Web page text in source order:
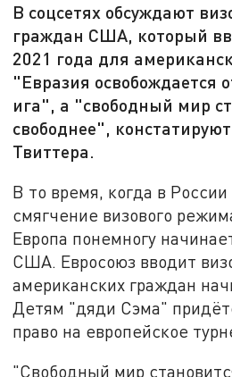
В соцсетях обсуждают
граждан США, который
2021 года для
"Евразия освобождается
ига", а "свободный мир
свободнее",
Твиттера.
В то время, когда в
смягчение визового
Европа понемногу
США. Евросоюз вводит
американских граждан
Детям "дяди Сэма"
право на европейское
"Свободный мир